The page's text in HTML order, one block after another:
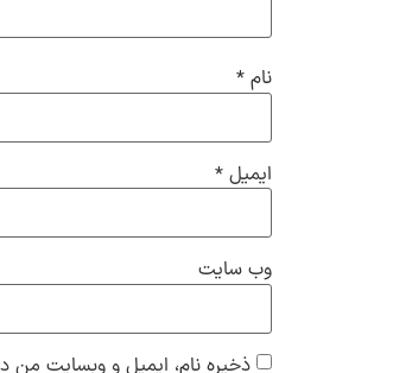
نام *
ایمیل *
وب‌ سایت
ذخیره نام، ایمیل و وبسایت من